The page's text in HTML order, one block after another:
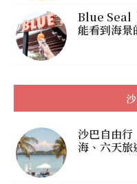
Blue Seal
能看到海
沙巴自由行
海、六天